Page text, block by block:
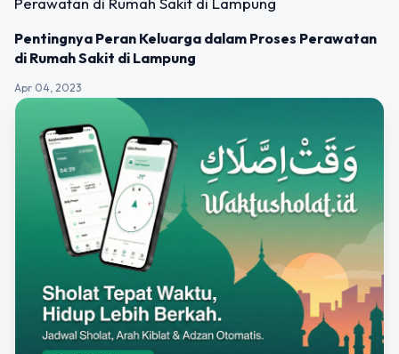
Pentingnya Peran Keluarga dalam Proses Perawatan
di Rumah Sakit di Lampung
Apr 04, 2023